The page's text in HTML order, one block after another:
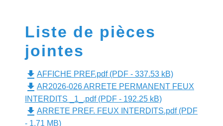
Liste de pièces
jointes
file_download AFFICHE PREF.pdf (PDF - 337.53 kB)
file_download AR2026-026 ARRETE PERMANENT FEUX
INTERDITS _1_.pdf (PDF - 192.25 kB)
file_download ARRETE PREF. FEUX INTERDITS.pdf (PDF
- 1.71 MB)